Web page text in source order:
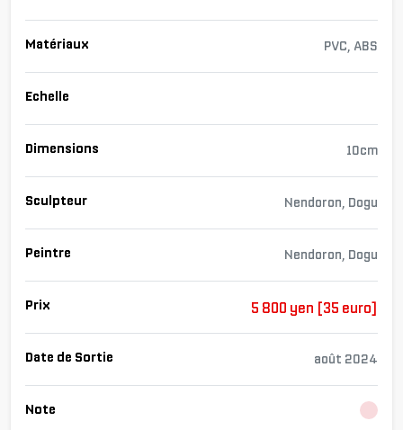
Matériaux PVC, ABS
Echelle
Dimensions 10cm
Sculpteur Nendoron, Dogu
Peintre Nendoron, Dogu
Prix 5 800 yen [35 euro]
Date de Sortie août 2024
Note